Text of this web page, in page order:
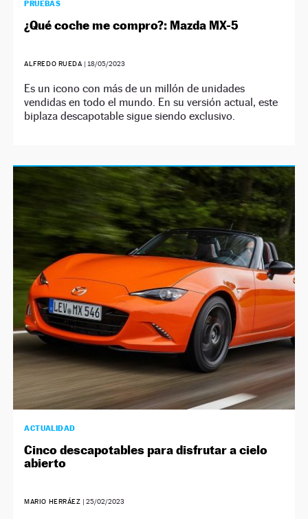
PRUEBAS
¿Qué coche me compro?: Mazda MX-5
ALFREDO RUEDA | 18/05/2023
Es un icono con más de un millón de unidades
vendidas en todo el mundo. En su versión actual, este
biplaza descapotable sigue siendo exclusivo.
ACTUALIDAD
Cinco descapotables para disfrutar a cielo
abierto
MARIO HERRÁEZ | 25/02/2023